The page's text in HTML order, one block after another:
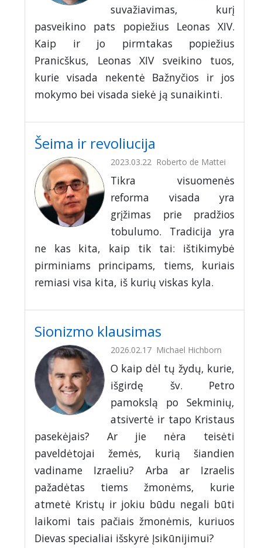
suvažiavimas, kurį
pasveikino pats popiežius Leonas XIV.
Kaip ir jo pirmtakas popiežius
Pranicškus, Leonas XIV sveikino tuos,
kurie visada nekentė Bažnyčios ir jos
mokymo bei visada siekė ją sunaikinti.
Šeima ir revoliucija
2023.03.22 Roberto de Mattei
Tikra visuomenės
reforma visada yra
grįžimas prie pradžios
tobulumo. Tradicija yra
ne kas kita, kaip tik tai: ištikimybė
pirminiams principams, tiems, kuriais
remiasi visa kita, iš kurių viskas kyla.
Sionizmo klausimas
2026.02.17 Michael Hichborn
O kaip dėl tų žydų, kurie,
išgirdę šv. Petro
pamokslą po Sekminių,
atsivertė ir tapo Kristaus
pasekėjais? Ar jie nėra teisėti
paveldėtojai žemės, kurią šiandien
vadiname Izraeliu? Arba ar Izraelis
pažadėtas tiems žmonėms, kurie
atmetė Kristų ir jokiu būdu negali būti
laikomi tais pačiais žmonėmis, kuriuos
Dievas specialiai išskyrė Įsikūnijimui?